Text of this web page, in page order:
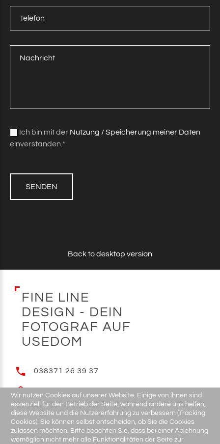
Ich bin mit der Nutzung / Speicherung meiner Daten
einverstanden.*
SENDEN
Back to desktop version
FIN E LIN E
DESIGN - DEIN
FOTOGRAF AUF
USEDOM
038371 26 39 37
E-MAIL
Wir nutzen Cookies auf unserer Website. Einige von ihnen sind
essenziell für den Betrieb der Seite, während andere uns helfen,
diese Website und die Nutzererfahrung zu verbessern (Tracking
Cookies). Sie können selbst entscheiden, ob Sie die Cookies
zulassen möchten. Bitte beachten Sie, dass bei einer Ablehnung
womöglich nicht mehr alle Funktionalitäten der Seite zur